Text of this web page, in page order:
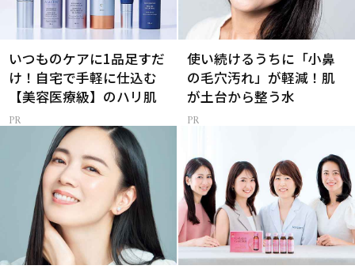
いつものケアに1品足すだ
け！自宅で手軽に仕込む
【美容医療級】のハリ肌
使い続けるうちに「小鼻
の毛穴汚れ」が軽減！肌
が土台から整う水